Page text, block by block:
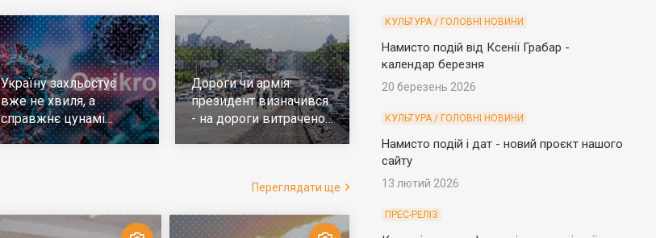
Україну захльостує
вже не хвиля, а
справжнє цунамі
ковіда. Що робити
Дороги чи армія:
президент визначився
- на дороги витрачено
у 10 разів більше
Переглядати ще
КУЛЬТУРА / ГОЛОВНІ НОВИНИ
Намисто подій від Ксенії Грабар -
календар березня
20 березень 2026
КУЛЬТУРА / ГОЛОВНІ НОВИНИ
Намисто подій і дат - новий проєкт нашого
сайту
13 лютий 2026
ПРЕС-РЕЛІЗ